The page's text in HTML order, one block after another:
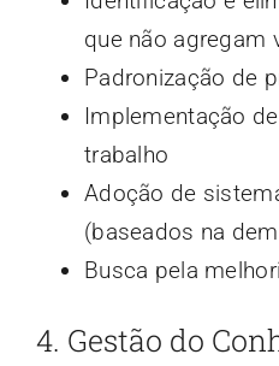
que não agregam
Padronização de
Implementação
trabalho
Adoção de
(baseados na
Busca pela
4. Gestão do